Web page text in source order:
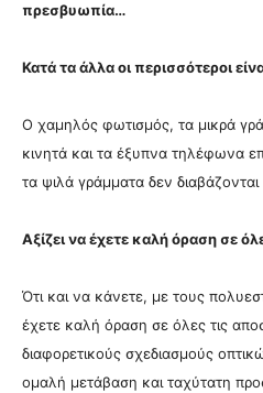
πρεσβυωπία…
Κατά τα άλλα οι περισσότεροι
Ο χαμηλός φωτισμός, τα μικρά
κινητά και τα έξυπνα τηλέφωνα
τα ψιλά γράμματα δεν διαβάζονται
Αξίζει να έχετε καλή όραση σε
Ότι και να κάνετε, με τους
έχετε καλή όραση σε όλες τις
διαφορετικούς σχεδιασμούς
ομαλή μετάβαση και ταχύτατη